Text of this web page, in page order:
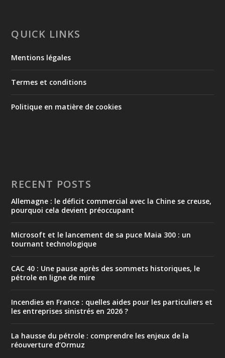
QUICK LINKS
Mentions légales
Termes et conditions
Politique en matière de cookies
RECENT POSTS
Allemagne : le déficit commercial avec la Chine se creuse,
pourquoi cela devient préoccupant
Microsoft et le lancement de sa puce Maia 300 : un
tournant technologique
CAC 40 : Une pause après des sommets historiques, le
pétrole en ligne de mire
Incendies en France : quelles aides pour les particuliers et
les entreprises sinistrés en 2026 ?
La hausse du pétrole : comprendre les enjeux de la
réouverture d’Ormuz